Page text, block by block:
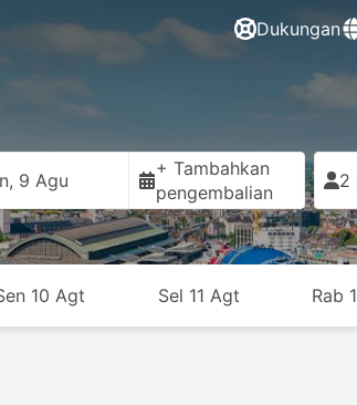
Dukungan
9 Agu
+ Tambahkan
pengembalian
2
10 Agt Sel 11 Agt Rab